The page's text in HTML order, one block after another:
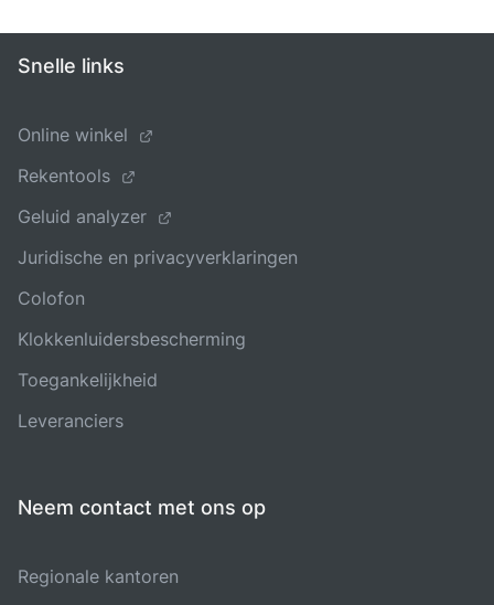
Snelle links
Online winkel
Rekentools
Geluid analyzer
Juridische en privacyverklaringen
Colofon
Klokkenluidersbescherming
Toegankelijkheid
Leveranciers
Neem contact met ons op
Regionale kantoren